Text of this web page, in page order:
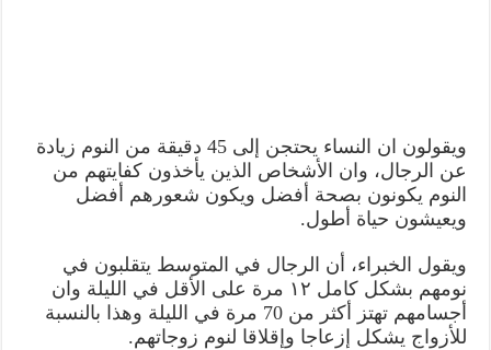
ويقولون ان النساء يحتجن إلى 45 دقيقة من النوم زيادة
عن الرجال، وان الأشخاص الذين يأخذون كفايتهم من
النوم يكونون بصحة أفضل ويكون شعورهم أفضل
ويعيشون حياة أطول.
ويقول الخبراء، أن الرجال في المتوسط يتقلبون في
نومهم بشكل کامل ۱۲ مرة على الأقل في الليلة وان
أجسامهم تهتز أكثر من 70 مرة في الليلة وهذا بالنسبة
للأزواج يشكل إزعاجا وإقلاقا لنوم زوجاتهم.